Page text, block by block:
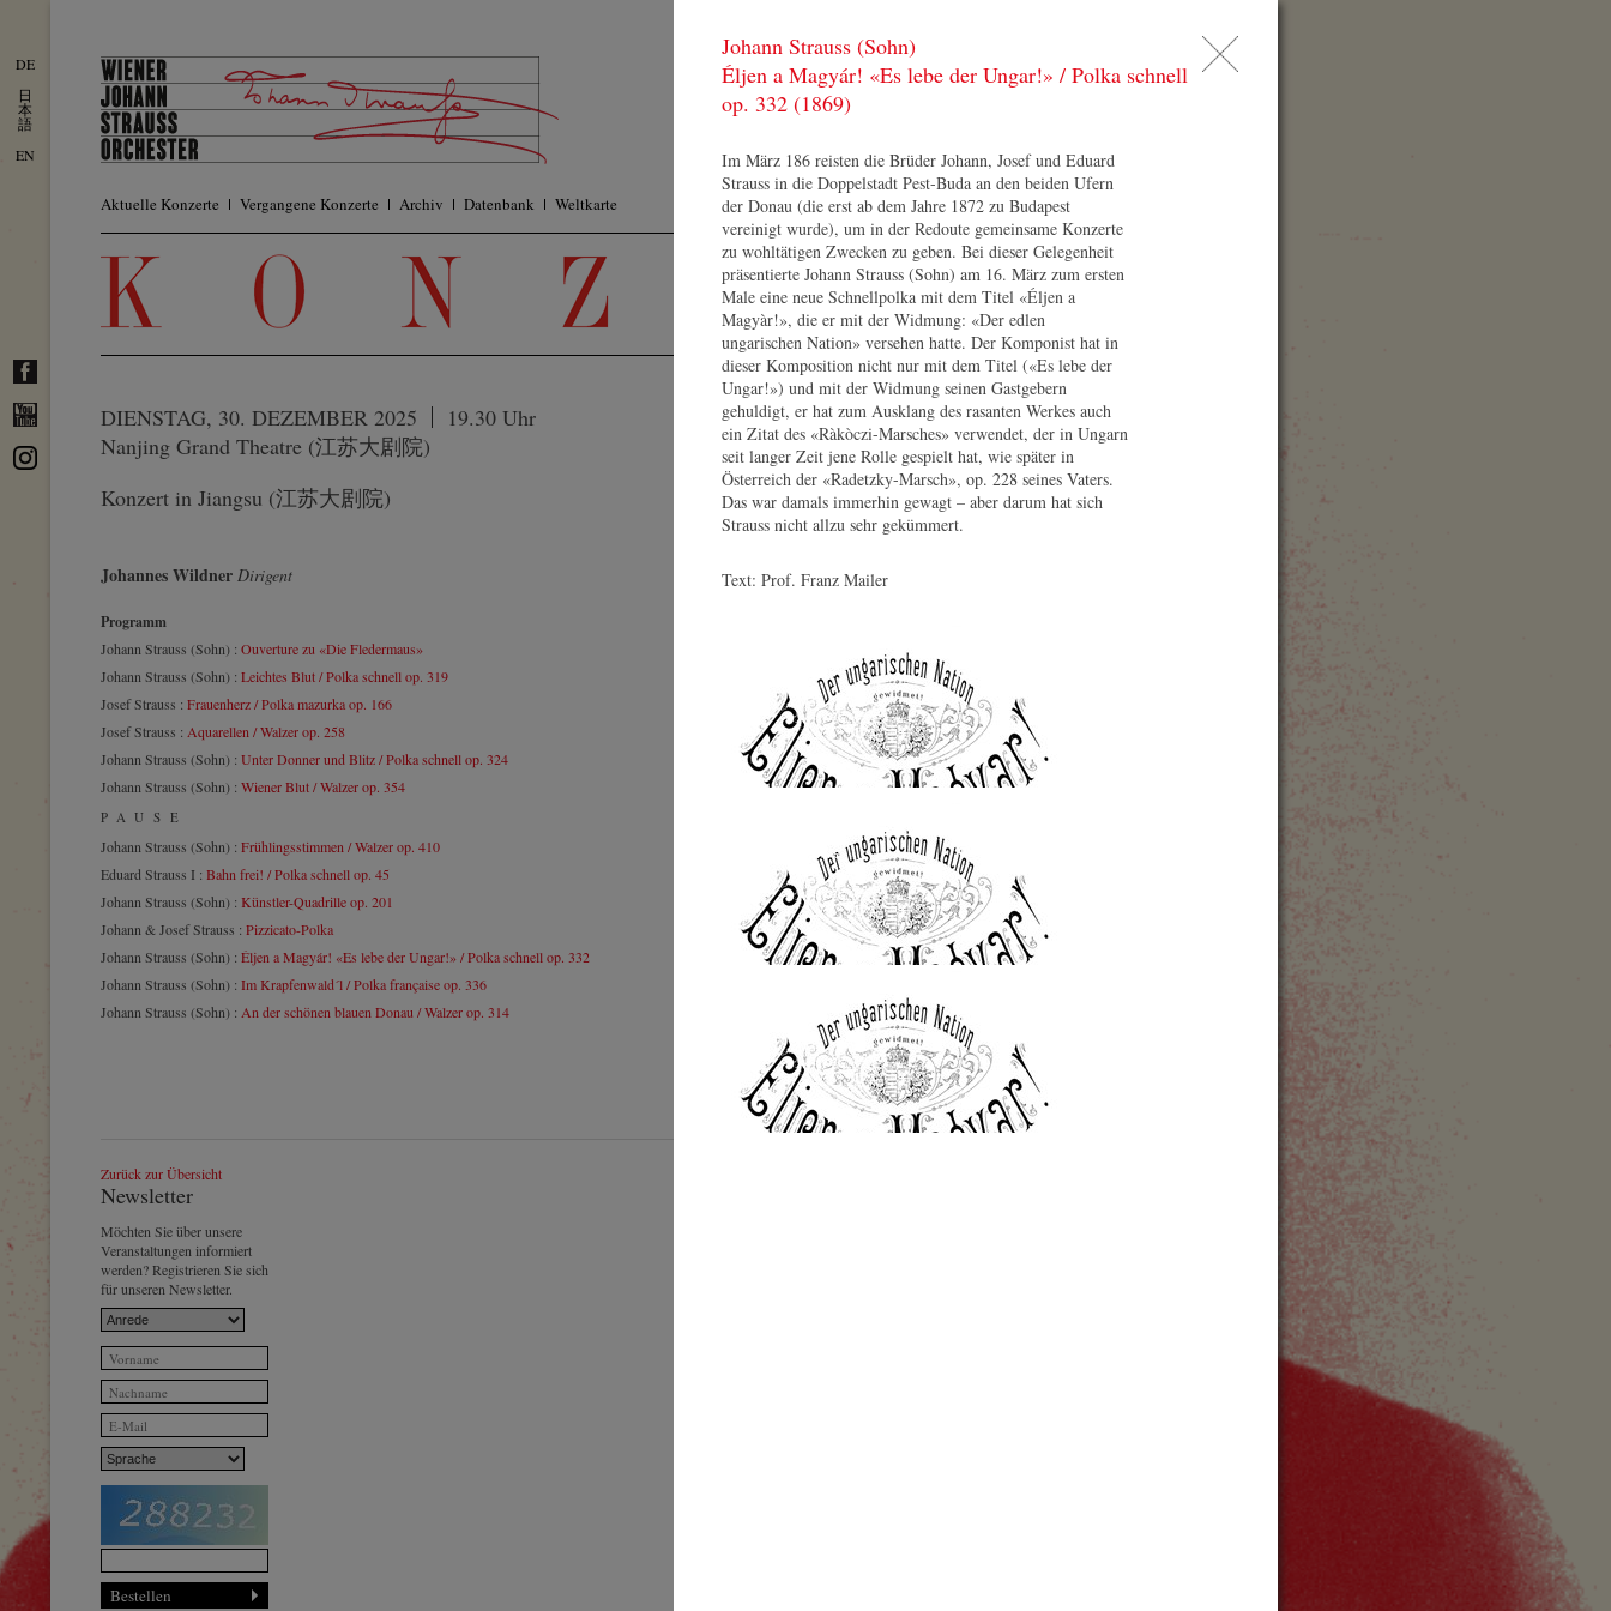
Johann Strauss (Sohn)
Éljen a Magyár! «Es lebe der Ungar!» / Polka schnell
op. 332 (1869)
Im März 186 reisten die Brüder Johann, Josef und Eduard
Strauss in die Doppelstadt Pest-Buda an den beiden Ufern
der Donau (die erst ab dem Jahre 1872 zu Budapest
vereinigt wurde), um in der Redoute gemeinsame Konzerte
zu wohltätigen Zwecken zu geben. Bei dieser Gelegenheit
präsentierte Johann Strauss (Sohn) am 16. März zum ersten
Male eine neue Schnellpolka mit dem Titel «Éljen a
Magyàr!», die er mit der Widmung: «Der edlen
ungarischen Nation» versehen hatte. Der Komponist hat in
dieser Komposition nicht nur mit dem Titel («Es lebe der
Ungar!») und mit der Widmung seinen Gastgebern
gehuldigt, er hat zum Ausklang des rasanten Werkes auch
ein Zitat des «Ràkòczi-Marsches» verwendet, der in Ungarn
seit langer Zeit jene Rolle gespielt hat, wie später in
Österreich der «Radetzky-Marsch», op. 228 seines Vaters.
Das war damals immerhin gewagt – aber darum hat sich
Strauss nicht allzu sehr gekümmert.
Text: Prof. Franz Mailer
Magyar» / Polka schnell op. 332
© by WJSO-Archive
DE
日
本
語
EN
KONZERTE
Aktuelle Konzerte Vergangene Konzerte Archiv Datenbank Weltkarte
ORCHESTER
MEDIEN
Presse
DIENSTAG, 30. DEZEMBER 2025
19.30 Uhr
Nanjing Grand Theatre (江苏大剧院)
Konzert in Jiangsu (江苏大剧院)
Johannes Wildner Dirigent
Programm
Johann Strauss (Sohn) : Ouverture zu «Die Fledermaus»
Johann Strauss (Sohn) : Leichtes Blut / Polka schnell op. 319
Josef Strauss : Frauenherz / Polka mazurka op. 166
Josef Strauss : Aquarellen / Walzer op. 258
Johann Strauss (Sohn) : Unter Donner und Blitz / Polka schnell op. 324
Johann Strauss (Sohn) : Wiener Blut / Walzer op. 354
PAUSE
Johann Strauss (Sohn) : Frühlingsstimmen / Walzer op. 410
Eduard Strauss I : Bahn frei! / Polka schnell op. 45
Johann Strauss (Sohn) : Künstler-Quadrille op. 201
Johann & Josef Strauss : Pizzicato-Polka
Johann Strauss (Sohn) : Éljen a Magyár! «Es lebe der Ungar!» / Polka schnell op. 332
Johann Strauss (Sohn) : Im Krapfenwald´l / Polka française op. 336
Johann Strauss (Sohn) : An der schönen blauen Donau / Walzer op. 314
Johannes Wildner
Johannes Wildner
Lebenslauf
Konzertort
Nanjing Grand Theatre
(江苏大剧院)
2P87+2WW, Mengdu Ave
Jianye District
Zurück zur Übersicht
Newsletter
Möchten Sie über unsere
Veranstaltungen informiert
werden? Registrieren Sie sich
für unseren Newsletter.